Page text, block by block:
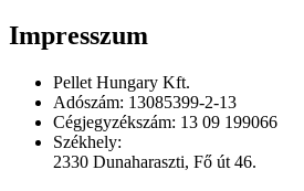
Impresszum
Pellet Hungary Kft.
Adószám: 13085399-2-13
Cégjegyzékszám: 13 09 199066
Székhely:
2330 Dunaharaszti, Fő út 46.